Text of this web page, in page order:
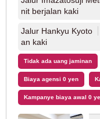
nit berjalan kaki
Jalur Hankyu Kyoto
an kaki
Tidak ada uang jaminan
Biaya agensi 0 yen
Kampanye biaya awal 0
Jalur Kintetsu
Jalur Kintetsu Osaka
Jalur Kintetsu Nara